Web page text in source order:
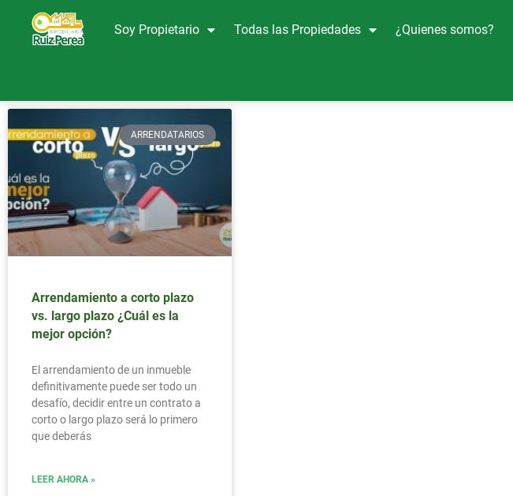
Soy Propietario Todas las Propiedades ¿Quienes somos?
ARRENDATARIOS
Arrendamiento a corto plazo
vs. largo plazo ¿Cuál es la
mejor opción?
El arrendamiento de un inmueble
definitivamente puede ser todo un
desafío, decidir entre un contrato a
corto o largo plazo será lo primero
que deberás
LEER AHORA »